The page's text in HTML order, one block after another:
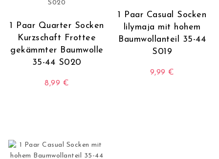
1 Paar Quarter Socken
Kurzschaft Frottee
gekämmter Baumwolle
35-44 S020
8,99 €
1 Paar Casual Socken
lilymaja mit hohem
Baumwollanteil 35-44
S019
9,99 €